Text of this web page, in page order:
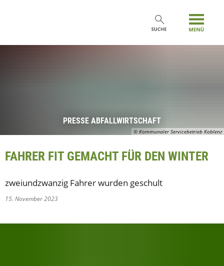
© Kommunaler Servicebetrieb Koblenz
PRESSE ABFALLWIRTSCHAFT
FAHRER FIT GEMACHT FÜR DEN WINTER
zweiundzwanzig Fahrer wurden geschult
15. November 2023